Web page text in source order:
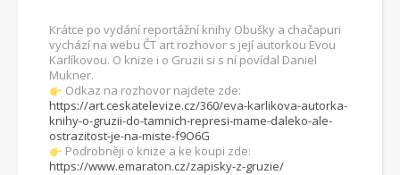
Krátce po vydání reportážní knihy Obušky a chačapuri
vychází na webu ČT art rozhovor s její autorkou Evou
Karlíkovou. O knize i o Gruzii si s ní povídal Daniel
Mukner.
Odkaz na rozhovor najdete zde:
https://art.ceskatelevize.cz/360/eva-karlikova-autorka-
knihy-o-gruzii-do-tamnich-represi-mame-daleko-ale-
ostrazitost-je-na-miste-f9O6G
Podrobněji o knize a ke koupi zde:
https://www.emaraton.cz/zapisky-z-gruzie/